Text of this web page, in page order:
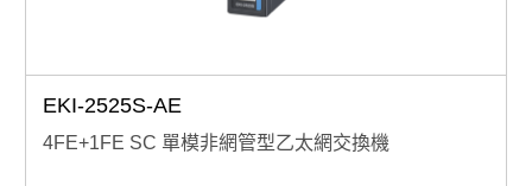
EKI-2525S-AE
4FE+1FE SC 單模非網管型乙太網交換機